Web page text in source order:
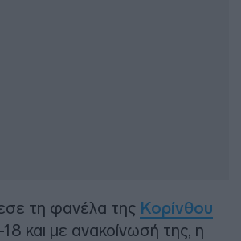
τη φανέλα της Κορίνθου
και με ανακοίνωσή της, η